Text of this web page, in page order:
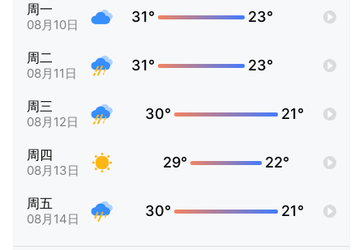
周一
08月10日 31° 23°
周二
08月11日 31° 23°
周三
08月12日 30° 21°
周四
08月13日 29° 22°
周五
08月14日 30° 21°